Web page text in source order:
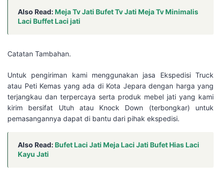
Also Read:Meja Tv Jati Bufet Tv Jati Meja Tv Minimalis
Laci Buffet Laci jati
Catatan Tambahan.
Untuk pengiriman kami menggunakan jasa Ekspedisi Truck
atau Peti Kemas yang ada di Kota Jepara dengan harga yang
terjangkau dan terpercaya serta produk mebel jati yang kami
kirim bersifat Utuh atau Knock Down (terbongkar) untuk
pemasangannya dapat di bantu dari pihak ekspedisi.
Also Read:Bufet Laci Jati Meja Laci Jati Bufet Hias Laci
Kayu Jati